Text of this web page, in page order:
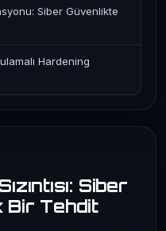
Siber
Bir Tehdit
Siber Güvenlikte
Hardening